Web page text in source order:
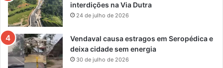
interdições na Via Dutra
24 de julho de 2026
Vendaval causa estragos em Seropédica e
deixa cidade sem energia
30 de julho de 2026